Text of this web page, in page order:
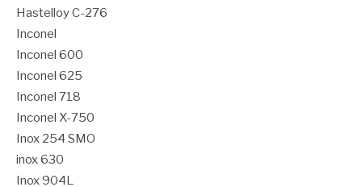
Hastelloy C-276
Inconel
Inconel 600
Inconel 625
Inconel 718
Inconel X-750
Inox 254 SMO
inox 630
Inox 904L